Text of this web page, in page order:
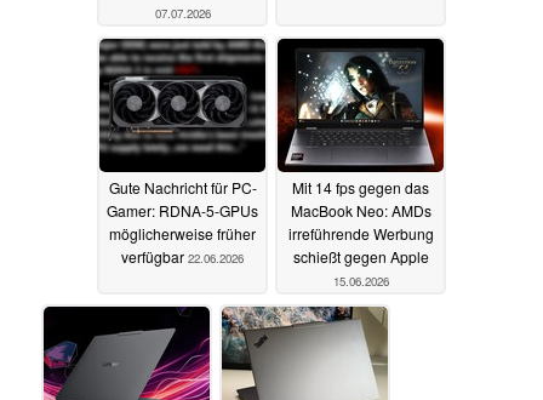
07.07.2026
Gute Nachricht für PC-
Gamer: RDNA-5-GPUs
möglicherweise früher
verfügbar 22.06.2026
Mit 14 fps gegen das
MacBook Neo: AMDs
irreführende Werbung
schießt gegen Apple
15.06.2026